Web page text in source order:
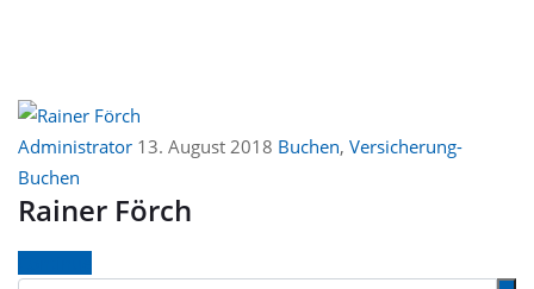
Administrator 13. August 2018 Buchen, Versicherung-
Buchen
Rainer Förch